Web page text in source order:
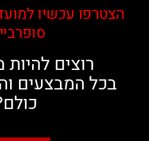
הצטרפו עכשיו
רוצים להיות
בכל המבצעים